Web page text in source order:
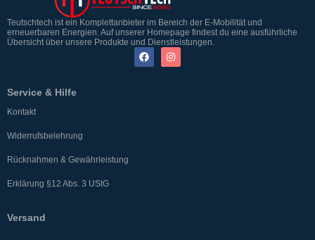
Teutschtech ist ein Komplettanbieter im Bereich der E-Mobilität und
erneuerbaren Energien. Auf unserer Homepage findest du eine ausführliche
Übersicht über unsere Produkte und Dienstleistungen.
Service & Hilfe
Kontakt
Widerrufsbelehrung
Rücknahmen & Gewährleistung
Erklärung §12 Abs. 3 UStG
Versand